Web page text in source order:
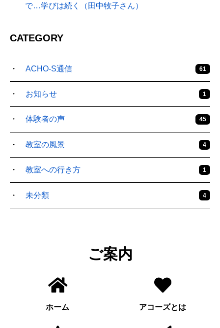
で…学びは続く（田中牧子さん）
CATEGORY
ACHO-S通信 61
お知らせ 1
体験者の声 45
教室の風景 4
教室への行き方 1
未分類 4
ご案内
ホーム アコーズとは